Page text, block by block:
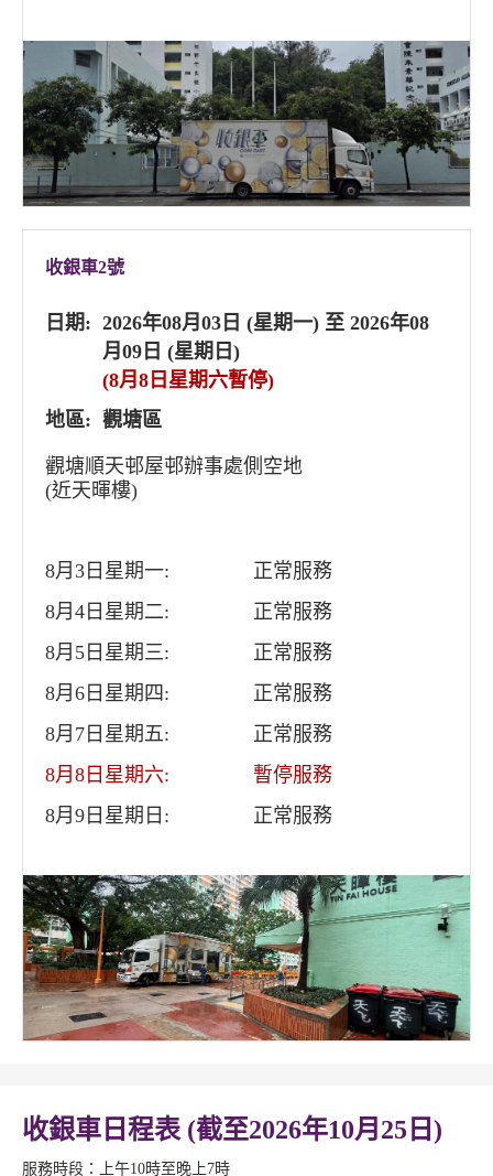
收銀車2號
日期: 2026年08月03日 (星期一) 至 2026年08
月09日 (星期日)
(8月8日星期六暫停)
地區: 觀塘區
觀塘順天邨屋邨辦事處側空地
(近天暉樓)
8月3日星期一:
正常服務
8月4日星期二:
正常服務
8月5日星期三:
正常服務
8月6日星期四:
正常服務
8月7日星期五:
正常服務
8月8日星期六:
暫停服務
8月9日星期日:
正常服務
收銀車日程表 (截至2026年10月25日)
服務時段：上午10時至晚上7時